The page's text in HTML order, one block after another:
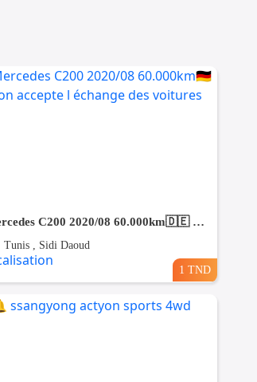
Mercedes C200 2020/08 60.000km🇩🇪 ⛔️ on accepte l échange des voitures
Tunis , Sidi Daoud
1 TND